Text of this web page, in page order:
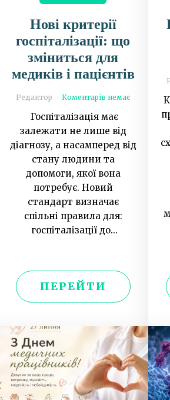
Нові критерії
госпіталізації: що
зміниться для
медиків і пацієнтів
Редактор Коментарів немає
Госпіталізація має
залежати не лише від
діагнозу, а насамперед від
стану людини та
допомоги, якої вона
потребує. Новий
стандарт визначає
спільні правила для:
госпіталізації до...
ПЕРЕЙТИ